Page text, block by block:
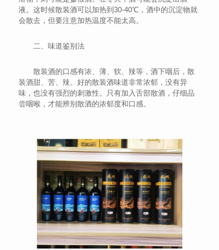
液。这时候散装酒可以加热到30-40℃，酒中的沉淀物就
会散去，但要注意加热温度不能太高。
二、味道鉴别法
散装酒的口感有浓、薄、软、辣等，酒下咽后，散
装酒甜、苦、辣。好的散装酒味道非常浓郁，没有异
味，也没有强烈的刺激性。只有加入舌部散酒，仔细品
尝咽喉，才能辨别散酒的浓郁度和口感。